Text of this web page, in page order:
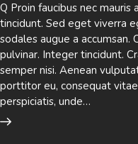
Q Proin faucibus nec
tincidunt. Sed eget viverra
sodales augue a
pulvinar. Integer tincidunt.
semper nisi. Aenean
porttitor eu, consequat
perspiciatis, unde…